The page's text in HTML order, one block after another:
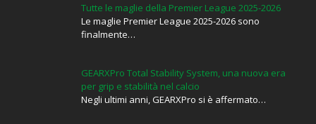
Tutte le maglie della Premier League 2025-2026
Le maglie Premier League 2025-2026 sono
finalmente…
GEARXPro Total Stability System, una nuova era
per grip e stabilità nel calcio
Negli ultimi anni, GEARXPro si è affermato…